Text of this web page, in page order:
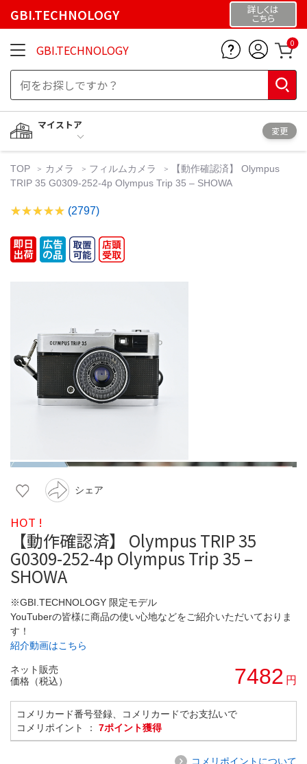
GBI.TECHNOLOGY 詳しくは
こちら
GBI.TECHNOLOGY 0
マイストア
変更
TOP カメラ フィルムカメラ
【動作確認済】 Olympus
TRIP 35 G0309-252-4p Olympus Trip 35 – SHOWA
(2797)
シェア
HOT !
【動作確認済】 Olympus TRIP 35
G0309-252-4p Olympus Trip 35 –
SHOWA
※GBI.TECHNOLOGY 限定モデル
YouTuberの皆様に商品の使い心地などをご紹介いただいておりま
す！
紹介動画はこちら
ネット販売
価格（税込）
7482 円
コメリカード番号登録、コメリカードでお支払いで
コメリポイント ： 7ポイント獲得
コメリポイントについて